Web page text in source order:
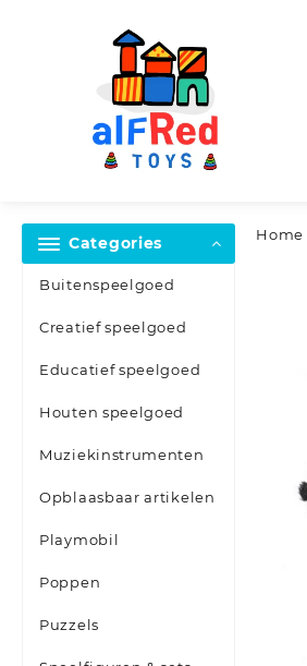
Categories
Buitenspeelgoed
Creatief speelgoed
Educatief speelgoed
Houten speelgoed
Muziekinstrumenten
Opblaasbaar artikelen
Playmobil
Poppen
Puzzels
Home